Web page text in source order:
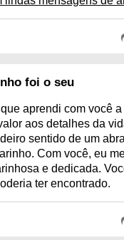
foi o seu
aprendi com você
aos detalhes da
sentido de um
Com você, eu
e dedicada.
ter encontrado.